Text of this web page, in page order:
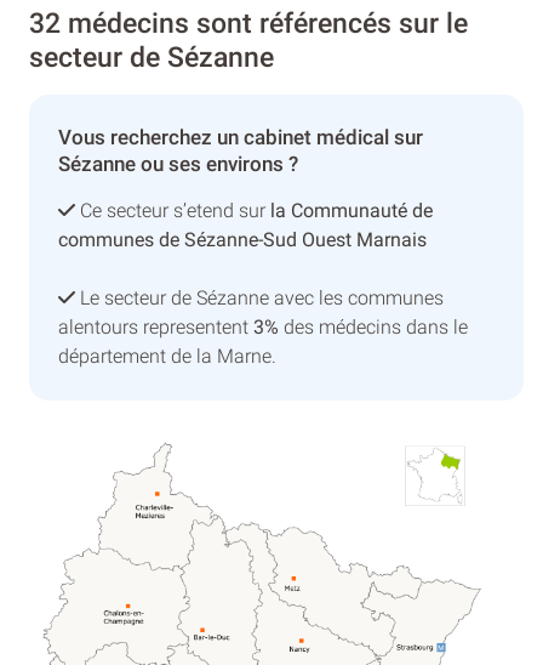
32 médecins sont référencés sur le
secteur de Sézanne
Vous recherchez un cabinet médical sur
Sézanne ou ses environs ?
Ce secteur s’etend sur la Communauté de
communes de Sézanne-Sud Ouest Marnais
Le secteur de Sézanne avec les communes
alentours representent 3% des médecins dans le
département de la Marne.